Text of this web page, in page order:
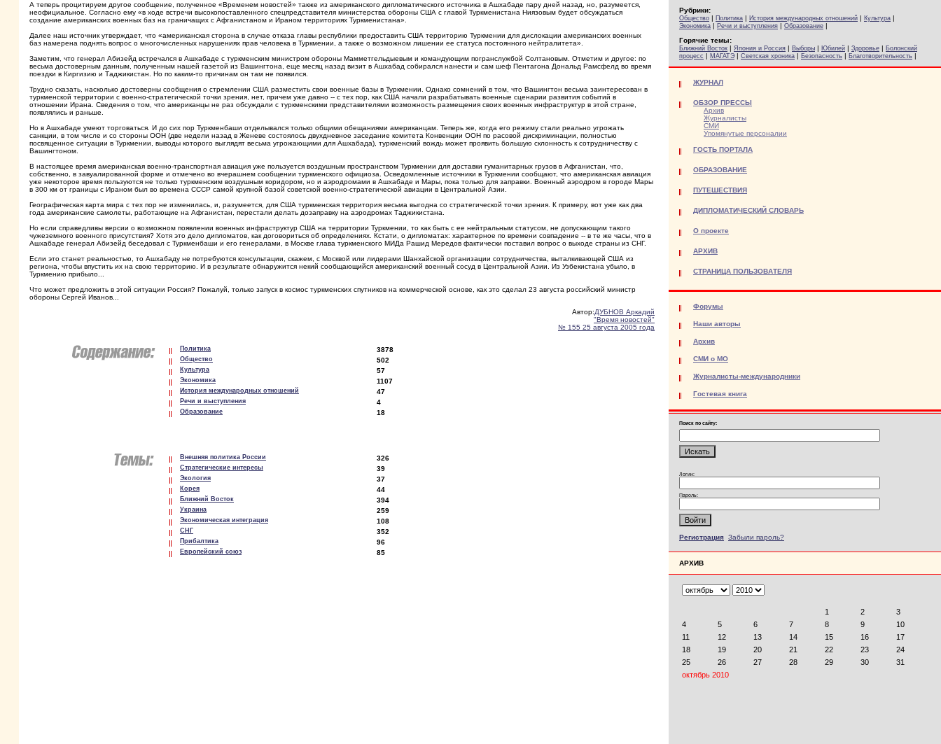
А теперь процитируем другое сообщение, полученное «Временем новостей» также из американского дипломатического источника в Ашхабаде пару дней назад, но, разумеется,
неофициальное. Согласно ему «в ходе встречи высокопоставленного спецпредставителя министерства обороны США с главой Туркменистана Ниязовым будет обсуждаться
создание американских военных баз на граничащих с Афганистаном и Ираном территориях Туркменистана».
Далее наш источник утверждает, что «американская сторона в случае отказа главы республики предоставить США территорию Туркмении для дислокации американских военных
баз намерена поднять вопрос о многочисленных нарушениях прав человека в Туркмении, а также о возможном лишении ее статуса постоянного нейтралитета».
Заметим, что генерал Абизейд встречался в Ашхабаде с туркменским министром обороны Мамметгельдыевым и командующим погранслужбой Солтановым. Отметим и другое: по
весьма достоверным данным, полученным нашей газетой из Вашингтона, еще месяц назад визит в Ашхабад собирался нанести и сам шеф Пентагона Дональд Рамсфелд во время
поездки в Киргизию и Таджикистан. Но по каким-то причинам он там не появился.
Трудно сказать, насколько достоверны сообщения о стремлении США разместить свои военные базы в Туркмении. Однако сомнений в том, что Вашингтон весьма заинтересован в
туркменской территории с военно-стратегической точки зрения, нет, причем уже давно -- с тех пор, как США начали разрабатывать военные сценарии развития событий в
отношении Ирана. Сведения о том, что американцы не раз обсуждали с туркменскими представителями возможность размещения своих военных инфраструктур в этой стране,
появлялись и раньше.
Но в Ашхабаде умеют торговаться. И до сих пор Туркменбаши отделывался только общими обещаниями американцам. Теперь же, когда его режиму стали реально угрожать
санкции, в том числе и со стороны ООН (две недели назад в Женеве состоялось двухдневное заседание комитета Конвенции ООН по расовой дискриминации, полностью
посвященное ситуации в Туркмении, выводы которого выглядят весьма угрожающими для Ашхабада), туркменский вождь может проявить большую склонность к сотрудничеству с
Вашингтоном.
В настоящее время американская военно-транспортная авиация уже пользуется воздушным пространством Туркмении для доставки гуманитарных грузов в Афганистан, что,
собственно, в завуалированной форме и отмечено во вчерашнем сообщении туркменского официоза. Осведомленные источники в Туркмении сообщают, что американская авиация
уже некоторое время пользуются не только туркменским воздушным коридором, но и аэродромами в Ашхабаде и Мары, пока только для заправки. Военный аэродром в городе Мары
в 300 км от границы с Ираном был во времена СССР самой крупной базой советской военно-стратегической авиации в Центральной Азии.
Географическая карта мира с тех пор не изменилась, и, разумеется, для США туркменская территория весьма выгодна со стратегической точки зрения. К примеру, вот уже как два
года американские самолеты, работающие на Афганистан, перестали делать дозаправку на аэродромах Таджикистана.
Но если справедливы версии о возможном появлении военных инфраструктур США на территории Туркмении, то как быть с ее нейтральным статусом, не допускающим такого
чужеземного военного присутствия? Хотя это дело дипломатов, как договориться об определениях. Кстати, о дипломатах: характерное по времени совпадение -- в те же часы, что в
Ашхабаде генерал Абизейд беседовал с Туркменбаши и его генералами, в Москве глава туркменского МИДа Рашид Мередов фактически поставил вопрос о выходе страны из СНГ.
Если это станет реальностью, то Ашхабаду не потребуются консультации, скажем, с Москвой или лидерами Шанхайской организации сотрудничества, выталкивающей США из
региона, чтобы впустить их на свою территорию. И в результате обнаружится некий сообщающийся американский военный сосуд в Центральной Азии. Из Узбекистана убыло, в
Туркмению прибыло...
Что может предложить в этой ситуации Россия? Пожалуй, только запуск в космос туркменских спутников на коммерческой основе, как это сделал 23 августа российский министр
обороны Сергей Иванов...
Автор:ДУБНОВ Аркадий
"Время новостей"
№ 155 25 августа 2005 года
Политика 3878
Общество 502
Культура 57
Экономика 1107
История международных отношений 47
Речи и выступления 4
Образование 18
Внешняя политика России 326
Стратегические интересы 39
Экология 37
Корея 44
Ближний Восток 394
Украина 259
Экономическая интеграция 108
СНГ 352
Прибалтика 96
Европейский союз 85
Рубрики:
Общество | Политика | История международных отношений | Культура |
Экономика | Речи и выступления | Образование |
Горячие темы:
Ближний Восток | Япония и Россия | Выборы | Юбилей | Здоровье | Болонский
процесс | МАГАТЭ | Светская хроника | Безопасность | Благотворительность |
ЖУРНАЛ
ОБЗОР ПРЕССЫ
Архив
Журналисты
СМИ
Упомянутые персоналии
ГОСТЬ ПОРТАЛА
ОБРАЗОВАНИЕ
ПУТЕШЕСТВИЯ
ДИПЛОМАТИЧЕСКИЙ СЛОВАРЬ
О проекте
АРХИВ
СТРАНИЦА ПОЛЬЗОВАТЕЛЯ
Форумы
Наши авторы
Архив
СМИ о МО
Журналисты-международники
Гостевая книга
Поиск по сайту:
Логин:
Пароль:
Регистрация Забыли пароль?
АРХИВ